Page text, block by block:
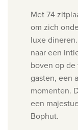
Met 74
om zich
luxe
naar een
boven op
gasten, een
momenten.
een
Bophut.